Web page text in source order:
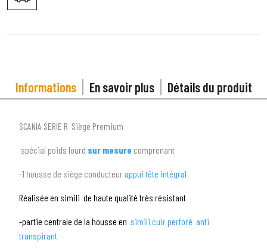
Toutes les marques
Informations En savoir plus Détails du produit
SCANIA SERIE R Siège Premium
spécial poids lourd sur mesure comprenant
-1 housse de siège conducteurappui tête intégral
Réalisée en simili de haute qualité très résistant
-partie centrale de la housse en simili cuir perforé anti
transpirant